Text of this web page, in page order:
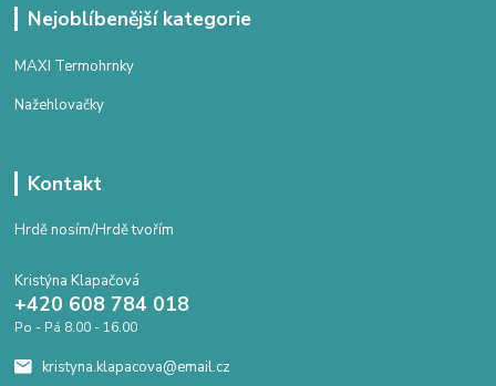
Nejoblíbenější kategorie
MAXI Termohrnky
Nažehlovačky
Kontakt
Hrdě nosím/Hrdě tvořím
Kristýna Klapačová
+420 608 784 018
Po - Pá 8.00 - 16.00
kristyna.klapacova@email.cz